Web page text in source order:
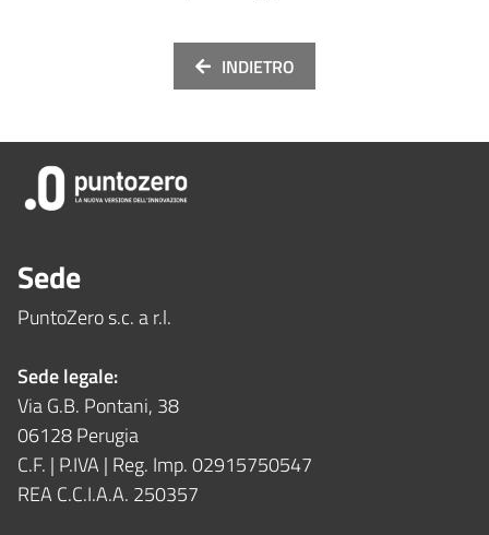
INDIETRO
Sede
PuntoZero s.c. a r.l.
Sede legale:
Via G.B. Pontani, 38
06128 Perugia
C.F. | P.IVA | Reg. Imp. 02915750547
REA C.C.I.A.A. 250357